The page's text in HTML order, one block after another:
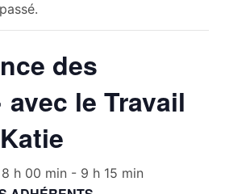
des
le Travail
h 00 min - 9 h 15 min